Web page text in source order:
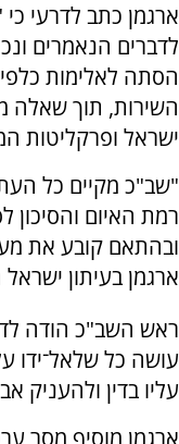
ארגמן כתב לדרעי
לדברים הנאמרים
הסתה לאלימות
השירות, תוך שאלה
ישראל ופרקליטות
"שב"כ מקיים כל
רמת האיום והסיכון
ובהתאם קובע את
ארגמן בעיתון ישראל
ראש השב"כ הודה
עושה כל
עליו בדין